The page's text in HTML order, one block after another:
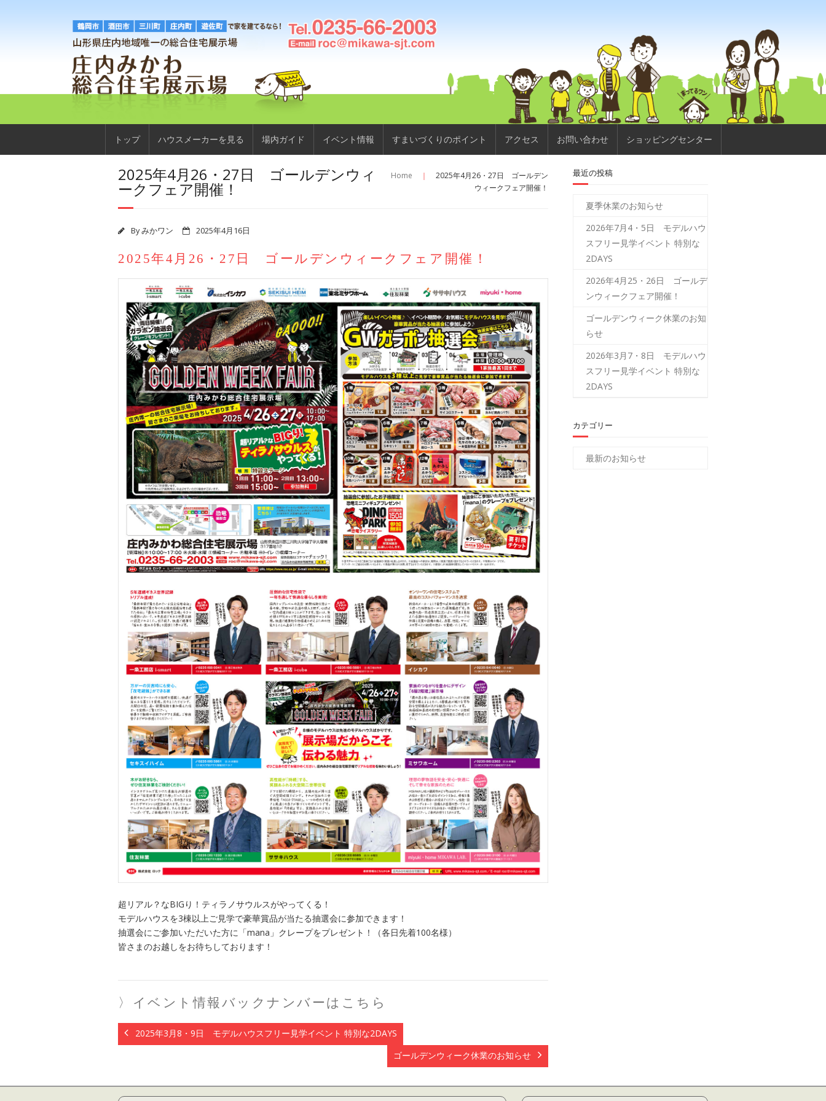
トップ ハウスメーカーを見る
ササキハウス
住友林業
アイ工務店
ミサワホーム
セキスイハイム
イシカワ
一条工務店 i-cube
一条工務店 i-smart
場内ガイド イベント情報 すまいづくりのポイント アクセス お問い合わせ ショッピングセンター
2025年4月26・27日 ゴールデンウィ
ークフェア開催！
Home ｜
2025年4月26・27日 ゴールデン
ウィークフェア開催！
Byみかワン 2025年4月16日
2025年4月26・27日 ゴールデンウィークフェア開催！
超リアル？なBIGり！ティラノサウルスがやってくる！
モデルハウスを3棟以上ご見学で豪華賞品が当たる抽選会に参加できます！
抽選会にご参加いただいた方に「mana」クレープをプレゼント！（各日先着100名様）
皆さまのお越しをお待ちしております！
〉イベント情報バックナンバーはこちら
2025年3月8・9日 モデルハウスフリー見学イベント 特別な2DAYS
ゴールデンウィーク休業のお知らせ
最近の投稿
夏季休業のお知らせ
2026年7月4・5日 モデルハウ
スフリー見学イベント 特別な
2DAYS
2026年4月25・26日 ゴールデ
ンウィークフェア開催！
ゴールデンウィーク休業のお知
らせ
2026年3月7・8日 モデルハウ
スフリー見学イベント 特別な
2DAYS
カテゴリー
最新のお知らせ